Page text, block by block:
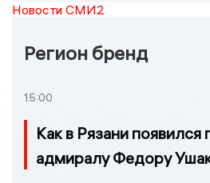
Новости СМИ2
Регион бренд
15:00
Как в Рязани появился
адмиралу Федору